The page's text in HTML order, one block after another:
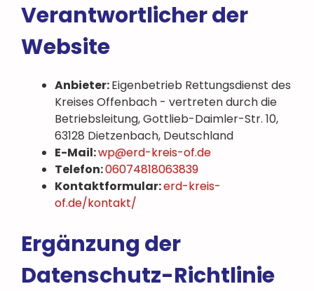
Verantwortlicher der
Website
Anbieter:Eigenbetrieb Rettungsdienst des
Kreises Offenbach - vertreten durch die
Betriebsleitung, Gottlieb-Daimler-Str. 10,
63128 Dietzenbach, Deutschland
E-Mail:wp@erd-kreis-of.de
Telefon:06074818063839
Kontaktformular:erd-kreis-
of.de/kontakt/
Ergänzung der
Datenschutz-Richtlinie